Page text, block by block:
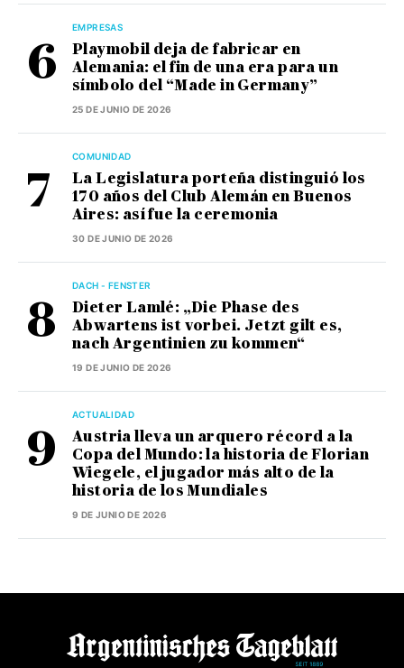
EMPRESAS
Playmobil deja de fabricar en
Alemania: el fin de una era para un
símbolo del “Made in Germany”
25 DE JUNIO DE 2026
COMUNIDAD
La Legislatura porteña distinguió los
170 años del Club Alemán en Buenos
Aires: así fue la ceremonia
30 DE JUNIO DE 2026
DACH - FENSTER
Dieter Lamlé: „Die Phase des
Abwartens ist vorbei. Jetzt gilt es,
nach Argentinien zu kommen“
19 DE JUNIO DE 2026
ACTUALIDAD
Austria lleva un arquero récord a la
Copa del Mundo: la historia de Florian
Wiegele, el jugador más alto de la
historia de los Mundiales
9 DE JUNIO DE 2026